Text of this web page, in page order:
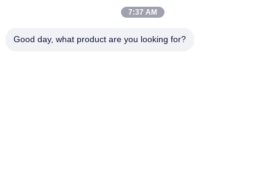
Privacybeleid
Sitemap
7:37 AM
Good day, what product are you looking for?